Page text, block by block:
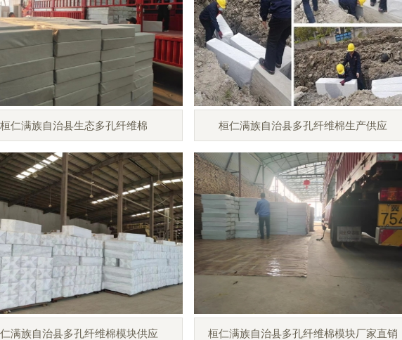
桓仁满族自治县生态多孔纤维棉 桓仁满族自治县多孔纤维棉生产供应
满族自治县多孔纤维棉模块供应 桓仁满族自治县多孔纤维棉模块厂家直销